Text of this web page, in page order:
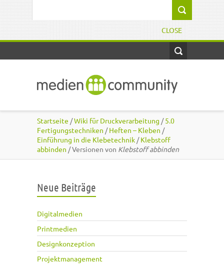
CLOSE
Startseite /Wiki für Druckverarbeitung /5.0
Fertigungstechniken /Heften – Kleben /
Einführung in die Klebetechnik /Klebstoff
abbinden / Versionen von Klebstoff abbinden
Neue Beiträge
Digitalmedien
Printmedien
Designkonzeption
Projektmanagement